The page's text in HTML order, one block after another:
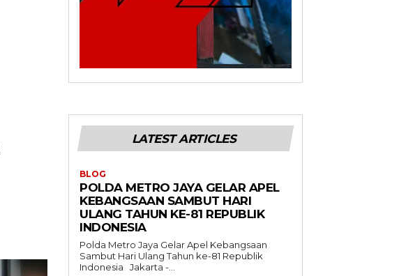
LATEST ARTICLES
BLOG
POLDA METRO JAYA GELAR APEL
KEBANGSAAN SAMBUT HARI
ULANG TAHUN KE-81 REPUBLIK
INDONESIA
Polda Metro Jaya Gelar Apel Kebangsaan
Sambut Hari Ulang Tahun ke-81 Republik
Indonesia Jakarta -...